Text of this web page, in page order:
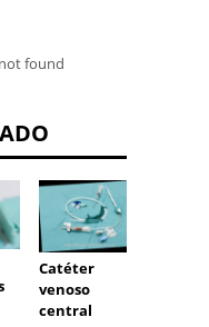
found
Catéter
venoso
central